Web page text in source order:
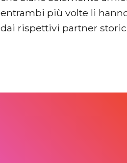
entrambi più volte li
dai rispettivi partner